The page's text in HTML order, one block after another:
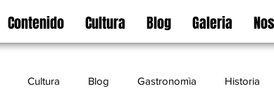
Contenido Cultura Blog Galeria
Cultura Blog Gastronomìa Historia